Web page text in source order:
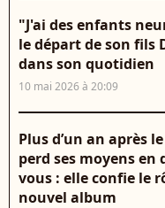
"J'ai des enfants
le départ de son fils
dans son quotidien
10 mai 2026 à 20:09
Plus d’un an après
perd ses moyens en
vous : elle confie le
nouvel album